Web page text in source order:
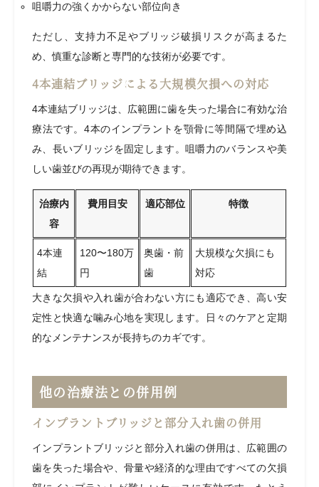
咀嚼力の強くかからない部位向き
ただし、支持力不足やブリッジ破損リスクが高まるた
め、慎重な診断と専門的な技術が必要です。
4本連結ブリッジによる大規模欠損への対応
4本連結ブリッジは、広範囲に歯を失った場合に有効な治
療法です。4本のインプラントを顎骨に等間隔で埋め込
み、長いブリッジを固定します。咀嚼力のバランスや美
しい歯並びの再現が期待できます。
治療内
容
費用目安 適応部位 特徴
4本連
結
120〜180万
円
奥歯・前
歯
大規模な欠損にも
対応
大きな欠損や入れ歯が合わない方にも適応でき、高い安
定性と快適な噛み心地を実現します。日々のケアと定期
的なメンテナンスが長持ちのカギです。
他の治療法との併用例
インプラントブリッジと部分入れ歯の併用
インプラントブリッジと部分入れ歯の併用は、広範囲の
歯を失った場合や、骨量や経済的な理由ですべての欠損